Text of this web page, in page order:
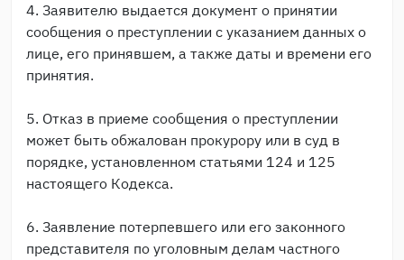
4. Заявителю выдается документ о принятии
сообщения о преступлении с указанием данных о
лице, его принявшем, а также даты и времени его
принятия.
5. Отказ в приеме сообщения о преступлении
может быть обжалован прокурору или в суд в
порядке, установленном статьями 124 и 125
настоящего Кодекса.
6. Заявление потерпевшего или его законного
представителя по уголовным делам частного